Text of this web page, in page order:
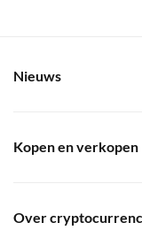
Nieuws
Kopen en verkopen
Over